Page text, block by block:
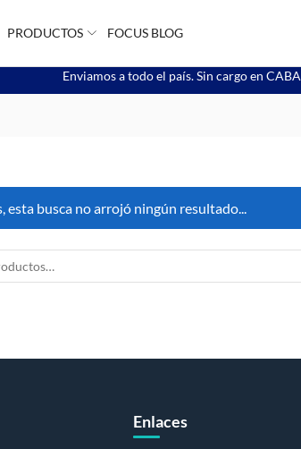
PRODUCTOS FOCUS BLOG
Enviamos a todo el país. Sin cargo en CABA
esta busca no arrojó ningún resultado...
Enlaces